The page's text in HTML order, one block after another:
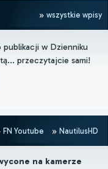
wszystkie wpisy
publikacji w Dzienniku
przeczytajcie sami!
FN Youtube NautilusHD
na kamerze